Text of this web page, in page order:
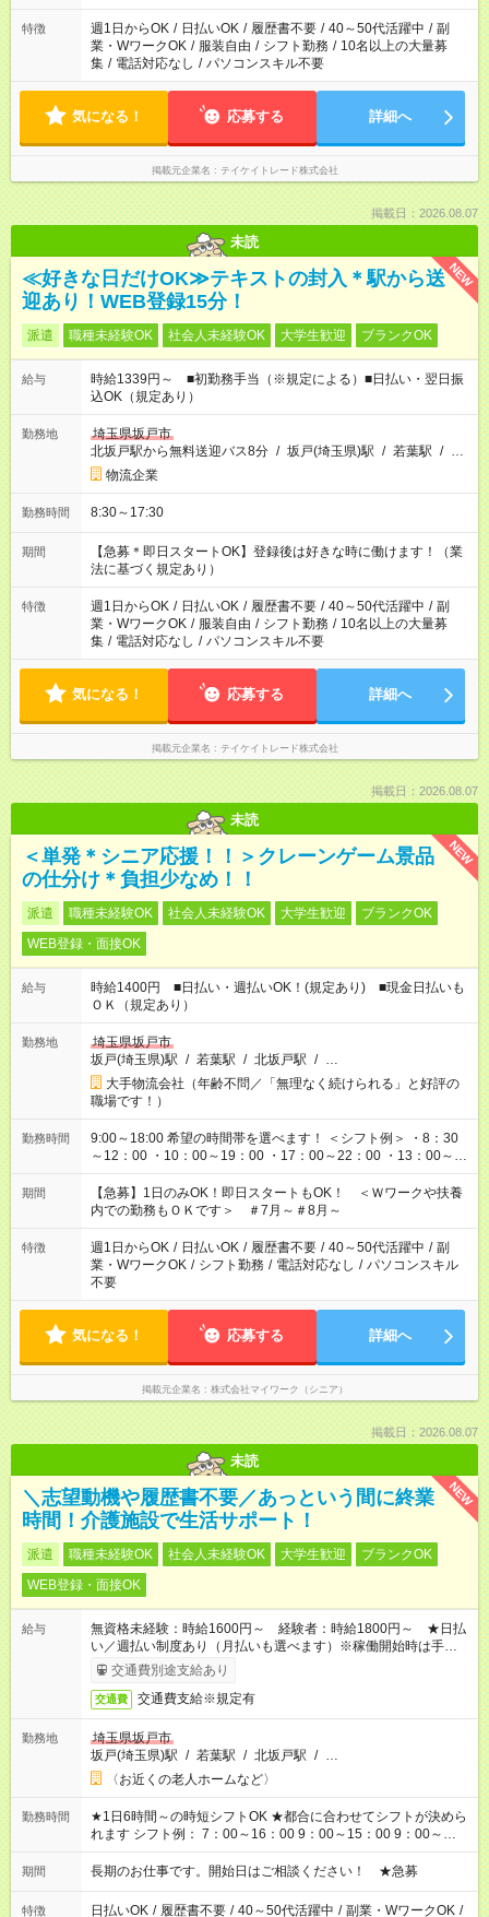
特徴 週1日からOK / 日払いOK / 履歴書不要 / 40～50代活躍中 / 副
業・WワークOK / 服装自由 / シフト勤務 / 10名以上の大量募
集 / 電話対応なし / パソコンスキル不要
気になる！ 応募する 詳細へ
掲載元企業名 テイケイトレード株式会社
掲載日：2026.08.07
未読
NEW
≪好きな日だけOK≫テキストの封入＊駅から送
迎あり！WEB登録15分！
派遣 職種未経験OK 社会人未経験OK 大学生歓迎 ブランクOK
給与
時給1339円～ ■初勤務手当（※規定による）■日払い・翌日振
込OK（規定あり）
勤務地
埼玉県坂戸市
北坂戸駅から無料送迎バス8分 / 坂戸(埼玉県)駅 / 若葉駅 / …
物流企業
勤務時間 8:30～17:30
期間
【急募＊即日スタートOK】登録後は好きな時に働けます！（業
法に基づく規定あり）
特徴 週1日からOK / 日払いOK / 履歴書不要 / 40～50代活躍中 / 副
業・WワークOK / 服装自由 / シフト勤務 / 10名以上の大量募
集 / 電話対応なし / パソコンスキル不要
気になる！ 応募する 詳細へ
掲載元企業名 テイケイトレード株式会社
掲載日：2026.08.07
未読
NEW
＜単発＊シニア応援！！＞クレーンゲーム景品
の仕分け＊負担少なめ！！
派遣 職種未経験OK 社会人未経験OK 大学生歓迎
ブランクOK
WEB登録・面接OK
給与
時給1400円 ■日払い・週払いOK！(規定あり) ■現金日払いも
ＯＫ（規定あり）
勤務地
埼玉県坂戸市
坂戸(埼玉県)駅 / 若葉駅 / 北坂戸駅 / …
大手物流会社（年齢不問／「無理なく続けられる」と好評の
職場です！）
勤務時間
9:00～18:00 希望の時間帯を選べます！ ＜シフト例＞ ・8：30
～12：00 ・10：00～19：00 ・17：00～22：00 ・13：00～
22：00 ・22：00～翌6：00 など
期間
【急募】1日のみOK！即日スタートもOK！ ＜Ｗワークや扶養
内での勤務もＯＫです＞ ＃7月～＃8月～
特徴 週1日からOK / 日払いOK / 履歴書不要 / 40～50代活躍中 / 副
業・WワークOK / シフト勤務 / 電話対応なし / パソコンスキル
不要
気になる！ 応募する 詳細へ
掲載元企業名 株式会社マイワーク（シニア）
掲載日：2026.08.07
未読
NEW
＼志望動機や履歴書不要／あっという間に終業
時間！介護施設で生活サポート！
派遣 職種未経験OK 社会人未経験OK 大学生歓迎
ブランクOK
WEB登録・面接OK
給与
無資格未経験：時給1600円～ 経験者：時給1800円～ ★日払
い／週払い制度あり（月払いも選べます）※稼働開始時は手続き
完了次第のお支払いとなります。
交通費別途支給あり
交通費 交通費支給※規定有
勤務地
埼玉県坂戸市
坂戸(埼玉県)駅 / 若葉駅 / 北坂戸駅 / …
〈お近くの老人ホームなど〉
勤務時間
★1日6時間～の時短シフトOK ★都合に合わせてシフトが決めら
れます シフト例： 7：00～16：00 9：00～15：00 9：00～
18：00 11：00～20：00 など ※Wワークの場合、他のお仕事と
合わせ週40時間超の就業はご案内できません ※法令に基づき、
派遣法（日雇い派遣の原則禁止）により、短時間・短期間の就
期間 長期のお仕事です。開始日はご相談ください！ ★急募
特徴 日払いOK / 履歴書不要 / 40～50代活躍中 / 副業・WワークOK /